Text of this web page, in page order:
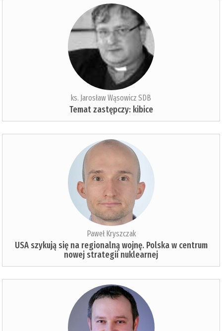
ks. Jarosław Wąsowicz SDB
Temat zastępczy: kibice
Paweł Kryszczak
USA szykują się na regionalną wojnę. Polska w centrum
nowej strategii nuklearnej